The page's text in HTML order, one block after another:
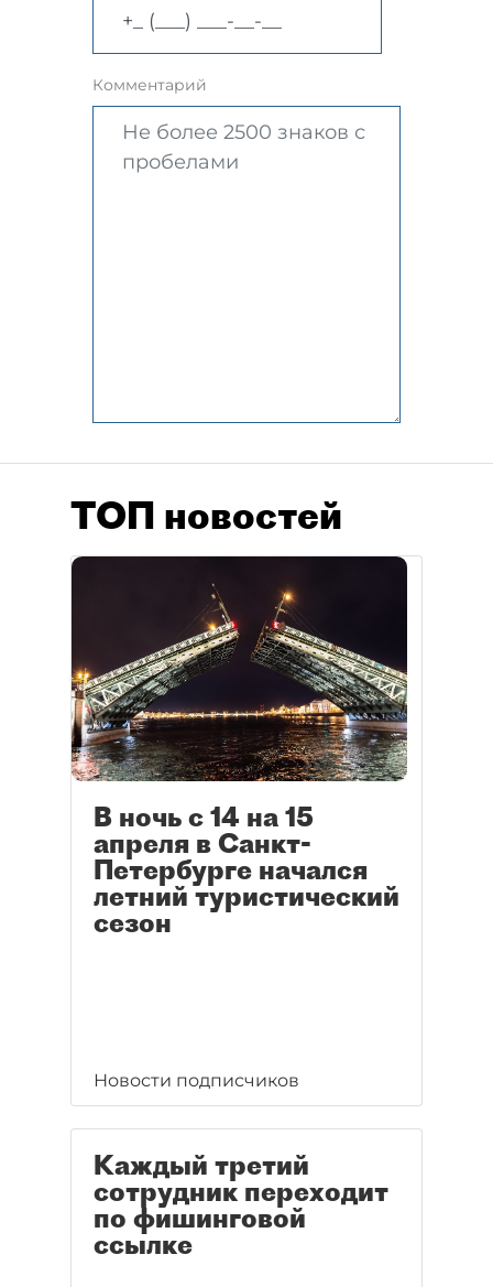
Комментарий
ТОП новостей
В ночь с 14 на 15
апреля в Санкт-
Петербурге начался
летний туристический
сезон
Новости подписчиков
Каждый третий
сотрудник переходит
по фишинговой
ссылке